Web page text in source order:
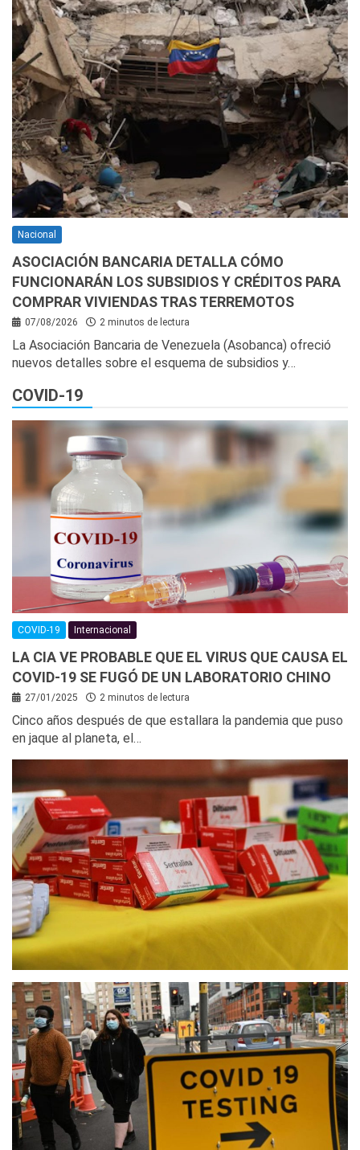
Nacional
ASOCIACIÓN BANCARIA DETALLA CÓMO
FUNCIONARÁN LOS SUBSIDIOS Y CRÉDITOS PARA
COMPRAR VIVIENDAS TRAS TERREMOTOS
07/08/2026 2 minutos de lectura
La Asociación Bancaria de Venezuela (Asobanca) ofreció
nuevos detalles sobre el esquema de subsidios y…
COVID-19
COVID-19 Internacional
LA CIA VE PROBABLE QUE EL VIRUS QUE CAUSA EL
COVID-19 SE FUGÓ DE UN LABORATORIO CHINO
27/01/2025 2 minutos de lectura
Cinco años después de que estallara la pandemia que puso
en jaque al planeta, el…